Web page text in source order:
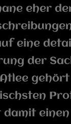
eher
eine
der
Atlee
damit